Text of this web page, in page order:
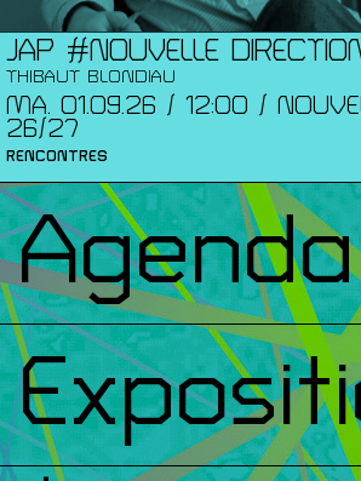
JAP #NOUVELLE
THIBAUT BLONDIAU
MA. 01.09.26 / 12:00 /
26/27
RENCONTRES
Agenda